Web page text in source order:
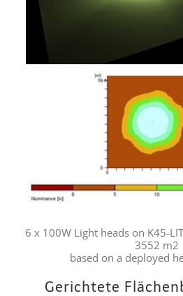
6 x 100W Light heads on K45-
3552 m2
based on a deployed
Gerichtete